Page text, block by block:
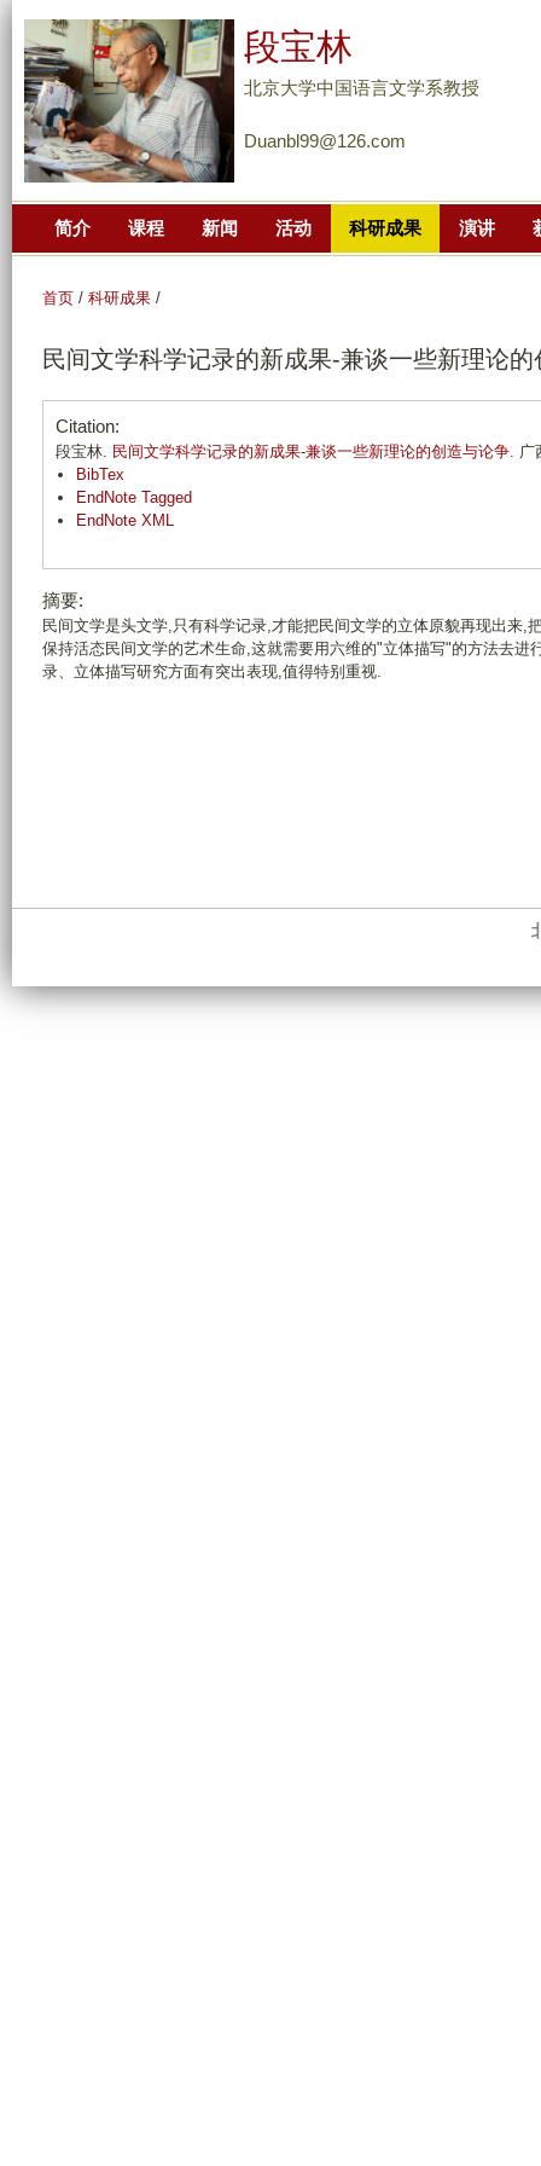
主
分
段宝林
北京大学中国语言文学系教授
Duanbl99@126.com
简介 课程 新闻 活动 科研成果 演讲
首页 / 科研成果 /
民间文学科学记录的新成果-兼谈一些新理论
Citation:
段宝林. 民间文学科学记录的新成果-兼谈一些新理论的创造与论争. 广
BibTex
EndNote Tagged
EndNote XML
摘要:
民间文学是头文学,只有科学记录,才能把民间文学的立体原貌再现出来,
保持活态民间文学的艺术生命,这就需要用六维的"立体描写"的方法去
录、立体描写研究方面有突出表现,值得特别重视.